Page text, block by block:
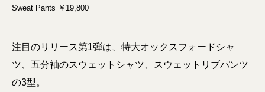
Sweat Pants ￥19,800
注目のリリース第1弾は、特大オックスフォードシャ
ツ、五分袖のスウェットシャツ、スウェットリブパンツ
の3型。